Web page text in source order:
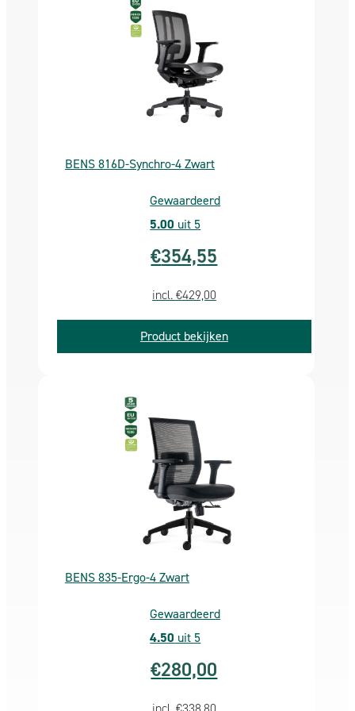
– De gaslift is TÜV getest, wat garant staat voor
duurzaamheid en betrouwbaarheid bij het verstellen
van de hoogte, zodat u altijd de perfecte zithoogte
Getest en goedgekeurd
– Deze bureaustoel is getest en goedgekeurd
TÜV Sud, en voldoet aan de EN-1335 en Arbo norm,
wat de hoogste kwaliteits- en milieustandaarden
onderstreept en garandeert.
– Deze bureaustoel beschikt over het Greenguard
Gold Certificaat, wat betekent dat het voldoet aan
strenge normen voor lage chemische uitstoot en
milieuvriendelijkheid.
aankoop met onze uitgebreide garantie van 5 jaar.
verzending
Deze bureaustoel tijdelijk proberen? U heeft 30
Mocht de bureaustoel dan niet aan al uw
verwachtingen voldoen dan kunt u deze kosteloos
BENS 816D-Synchro-4 Zwart
Gewaardeerd
5.00 uit 5
€354,55
incl.€429,00
Product bekijken
BENS 835-Ergo-4 Zwart
Gewaardeerd
4.50 uit 5
€280,00